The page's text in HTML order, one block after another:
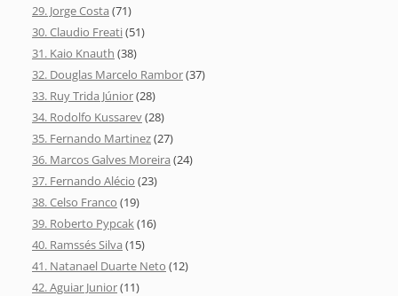
29. Jorge Costa (71)
30. Claudio Freati(51)
31. Kaio Knauth (38)
32. Douglas Marcelo Rambor(37)
33. Ruy Trida Júnior(28)
34. Rodolfo Kussarev(28)
35. Fernando Martinez(27)
36. Marcos Galves Moreira (24)
37. Fernando Alécio (23)
38. Celso Franco (19)
39. Roberto Pypcak(16)
40. Ramssés Silva (15)
41. Natanael Duarte Neto (12)
42. Aguiar Junior(11)